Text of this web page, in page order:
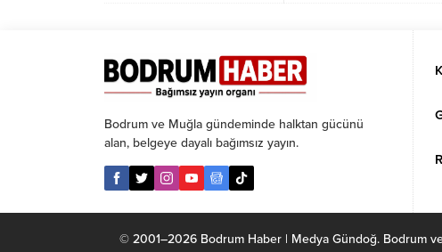
sunuyor.
belirtiyor. Özellikle
nohut ve fasulyenin hem
yüksek protein hem de lif
içeriğiyle uzun vadeli sağlık
açısından önemli avantajlar
sunduğu ifade ediliyor.
Bodrum ve Muğla gündeminde halktan gücünü
alan, belgeye dayalı bağımsız yayın.
© 2001–2026 Bodrum Haber | Medya Gündoğ. Bodrum ve